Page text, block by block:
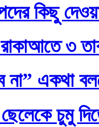
কিছু
৩
না” একথা
চুমু